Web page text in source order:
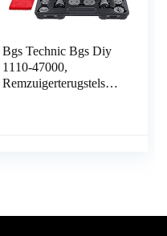
Bgs Technic Bgs Diy
1110-47000,
Remzuigerterugstelset,